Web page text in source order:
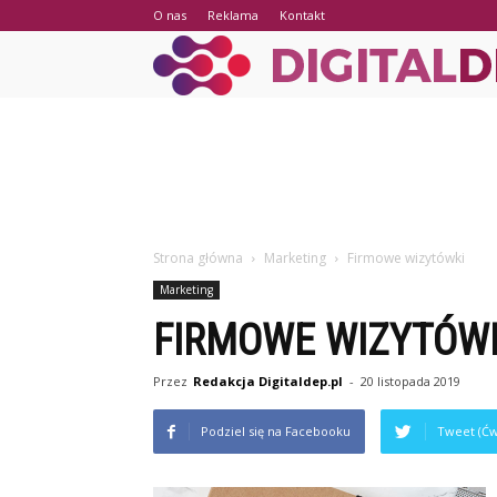
O nas Reklama Kontakt
Strona główna Marketing Firmowe wizytówki
Marketing
FIRMOWE
Przez Redakcja Digitaldep.pl - 20 listopada 2019
Podziel się na Facebooku Tweet